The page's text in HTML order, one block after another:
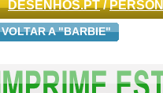
DESENHOS.PT/
VOLTAR A "BARBIE"